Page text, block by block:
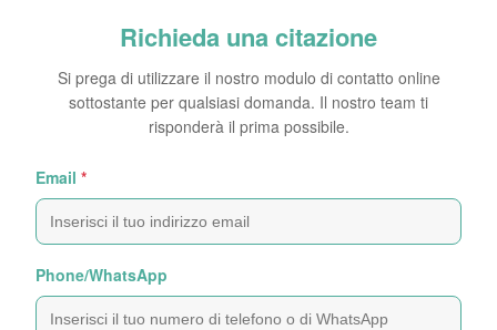
Richieda una citazione
Si prega di utilizzare il nostro modulo di contatto online
sottostante per qualsiasi domanda. Il nostro team ti
risponderà il prima possibile.
Email *
Phone/WhatsApp